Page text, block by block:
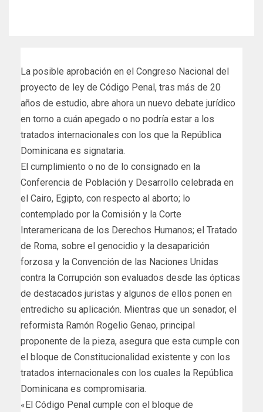
La posible aprobación en el Congreso Nacional del
proyecto de ley de Código Penal, tras más de 20
años de estudio, abre ahora un nuevo debate jurídico
en torno a cuán apegado o no podría estar a los
tratados internacionales con los que la República
Dominicana es signataria.
El cumplimiento o no de lo consignado en la
Conferencia de Población y Desarrollo celebrada en
el Cairo, Egipto, con respecto al aborto; lo
contemplado por la Comisión y la Corte
Interamericana de los Derechos Humanos; el Tratado
de Roma, sobre el genocidio y la desaparición
forzosa y la Convención de las Naciones Unidas
contra la Corrupción son evaluados desde las ópticas
de destacados juristas y algunos de ellos ponen en
entredicho su aplicación. Mientras que un senador, el
reformista Ramón Rogelio Genao, principal
proponente de la pieza, asegura que esta cumple con
el bloque de Constitucionalidad existente y con los
tratados internacionales con los cuales la República
Dominicana es compromisaria.
«El Código Penal cumple con el bloque de